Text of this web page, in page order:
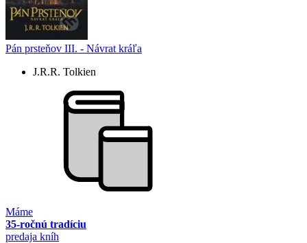
Pán prsteňov III. - Návrat kráľa
J.R.R. Tolkien
Máme
35-ročnú tradíciu
predaja kníh